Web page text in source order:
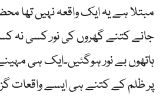
مبتلا ہے یہ ایک واقعہ نہیں تھا
جانے کتنے گھروں کی نور کسی
ہاتھوں بے نور ہوگئیں۔ایک ہی
پر ظلم کے کتنے ہی ایسے واقعات